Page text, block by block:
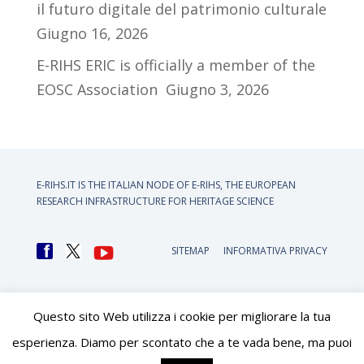
il futuro digitale del patrimonio culturale
Giugno 16, 2026
E-RIHS ERIC is officially a member of the
EOSC Association Giugno 3, 2026
E-RIHS.IT IS THE ITALIAN NODE OF E-RIHS, THE EUROPEAN
RESEARCH INFRASTRUCTURE FOR HERITAGE SCIENCE
SITEMAP INFORMATIVA PRIVACY
Questo sito Web utilizza i cookie per migliorare la tua
esperienza. Diamo per scontato che a te vada bene, ma puoi